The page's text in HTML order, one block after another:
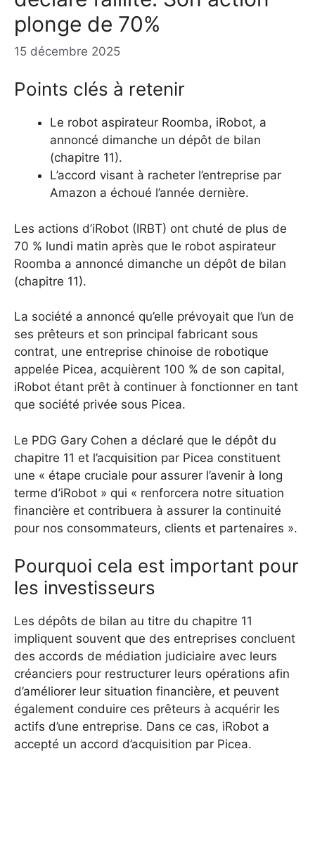
plonge de 70%
15 décembre 2025
Points clés à retenir
Le robot aspirateur Roomba, iRobot, a
annoncé dimanche un dépôt de bilan
(chapitre 11).
L’accord visant à racheter l’entreprise par
Amazon a échoué l’année dernière.
Les actions d’iRobot (IRBT) ont chuté de plus de
70 % lundi matin après que le robot aspirateur
Roomba a annoncé dimanche un dépôt de bilan
(chapitre 11).
La société a annoncé qu’elle prévoyait que l’un de
ses prêteurs et son principal fabricant sous
contrat, une entreprise chinoise de robotique
appelée Picea, acquièrent 100 % de son capital,
iRobot étant prêt à continuer à fonctionner en tant
que société privée sous Picea.
Le PDG Gary Cohen a déclaré que le dépôt du
chapitre 11 et l’acquisition par Picea constituent
une « étape cruciale pour assurer l’avenir à long
terme d’iRobot » qui « renforcera notre situation
financière et contribuera à assurer la continuité
pour nos consommateurs, clients et partenaires ».
Pourquoi cela est important pour
les investisseurs
Les dépôts de bilan au titre du chapitre 11
impliquent souvent que des entreprises concluent
des accords de médiation judiciaire avec leurs
créanciers pour restructurer leurs opérations afin
d’améliorer leur situation financière, et peuvent
également conduire ces prêteurs à acquérir les
actifs d’une entreprise. Dans ce cas, iRobot a
accepté un accord d’acquisition par Picea.